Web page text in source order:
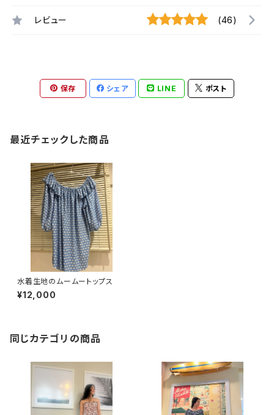
レビュー (46)
保存 シェア LINE ポスト
最近チェックした商品
水着生地のムームートップス
¥12,000
同じカテゴリの商品